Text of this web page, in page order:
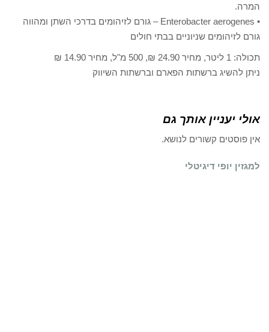
המרה.
• Enterobacter aerogenes – גורם לזיהומים בדרכי השתן ומהווה
גורם לזיהומים שניוניים בבתי חולים
תכולה: 1 ליטר, מחיר 24.90 ₪, 500 מ"ל, מחיר 14.90 ₪
ניתן להשיג ברשתות הפארם וברשתות השיווק
אולי יעניין אותך גם
אין פוסטים קשורים לנושא.
למגזין יופי דיגיטלי